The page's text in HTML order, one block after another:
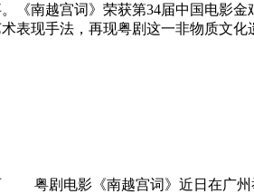
《南越宫词》荣获第34届中国电
表现手法，再现粤剧这一非物质
《南越宫词》近日在广州举行